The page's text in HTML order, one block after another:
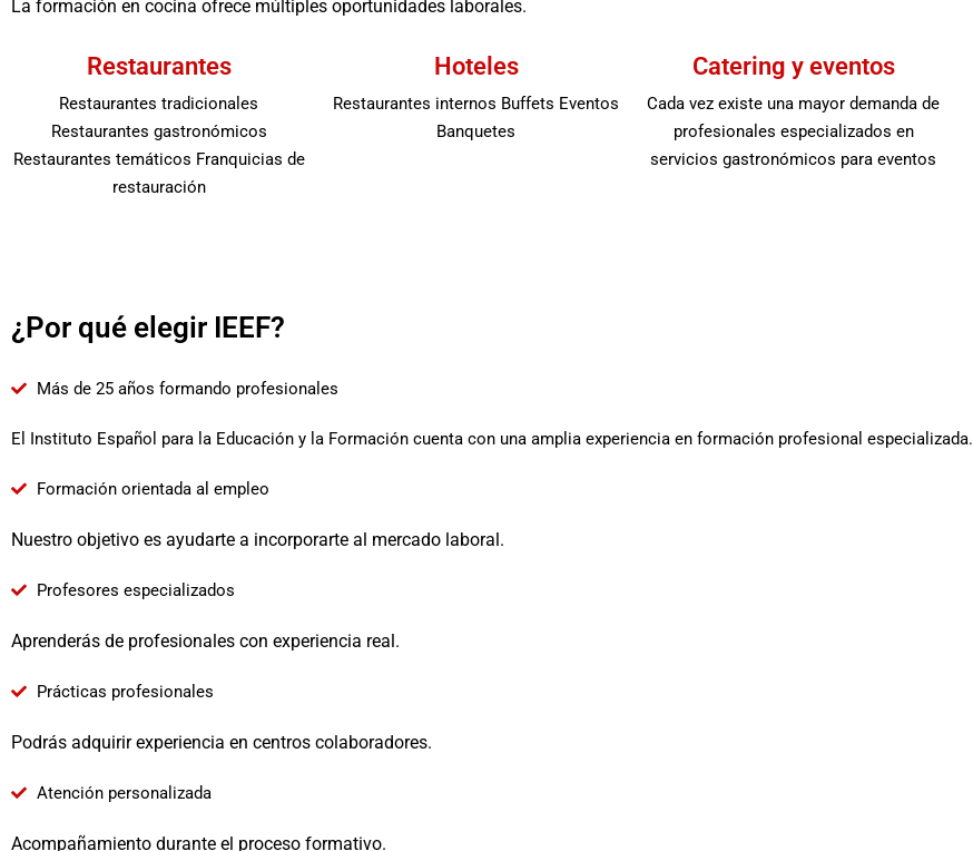
La formación en cocina ofrece múltiples oportunidades laborales.
Restaurantes
Restaurantes tradicionales
Restaurantes gastronómicos
Restaurantes temáticos Franquicias de
restauración
Hoteles
Restaurantes internos Buffets Eventos
Banquetes
Catering y eventos
Cada vez existe una mayor demanda de
profesionales especializados en
servicios gastronómicos para eventos
¿Por qué elegir IEEF?
Más de 25 años formando profesionales
El Instituto Español para la Educación y la Formación cuenta con una amplia experiencia en formación profesional especializada.
Formación orientada al empleo
Nuestro objetivo es ayudarte a incorporarte al mercado laboral.
Profesores especializados
Aprenderás de profesionales con experiencia real.
Prácticas profesionales
Podrás adquirir experiencia en centros colaboradores.
Atención personalizada
Acompañamiento durante el proceso formativo.